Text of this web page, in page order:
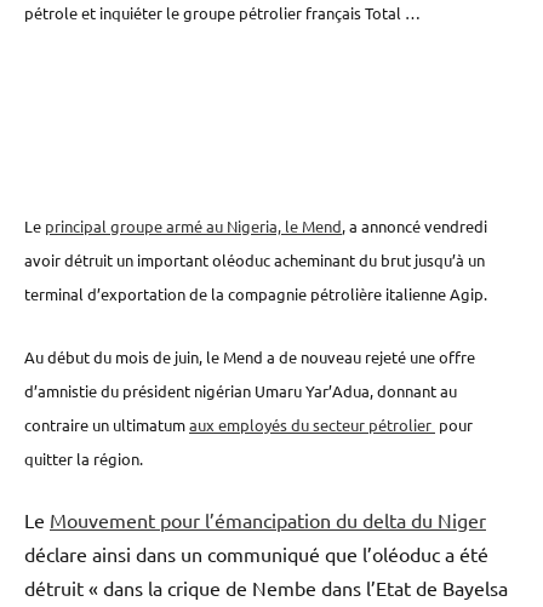
pétrole et inquiéter le groupe pétrolier français Total …
Le principal groupe armé au Nigeria, le Mend, a annoncé vendredi
avoir détruit un important oléoduc acheminant du brut jusqu’à un
terminal d’exportation de la compagnie pétrolière italienne Agip.
Au début du mois de juin, le Mend a de nouveau rejeté une offre
d’amnistie du président nigérian Umaru Yar’Adua, donnant au
contraire un ultimatumaux employés du secteur pétrolier pour
quitter la région.
Le Mouvement pour l’émancipation du delta du Niger
déclare ainsi dans un communiqué que l’oléoduc a été
détruit « dans la crique de Nembe dans l’Etat de Bayelsa